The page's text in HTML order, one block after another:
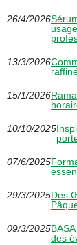
26/4/2026
13/3/2026
15/1/2026
10/10/2025
07/6/2025
29/3/2025Des
09/3/2025
des